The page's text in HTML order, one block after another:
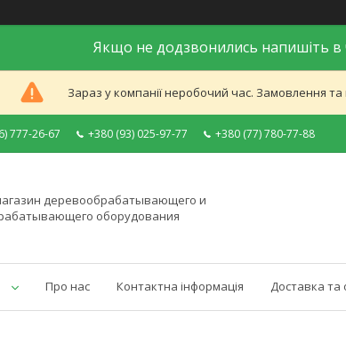
Якщо не додзвонились напишіть в
Зараз у компанії неробочий час. Замовлення
777-26-67 +380 (93) 025-97-77 +380 (77) 780-77-88
деревообрабатывающего и
оборудования
Про нас Контактна інформація Доставка та